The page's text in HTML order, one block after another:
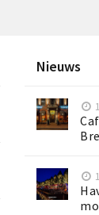
Nieuws